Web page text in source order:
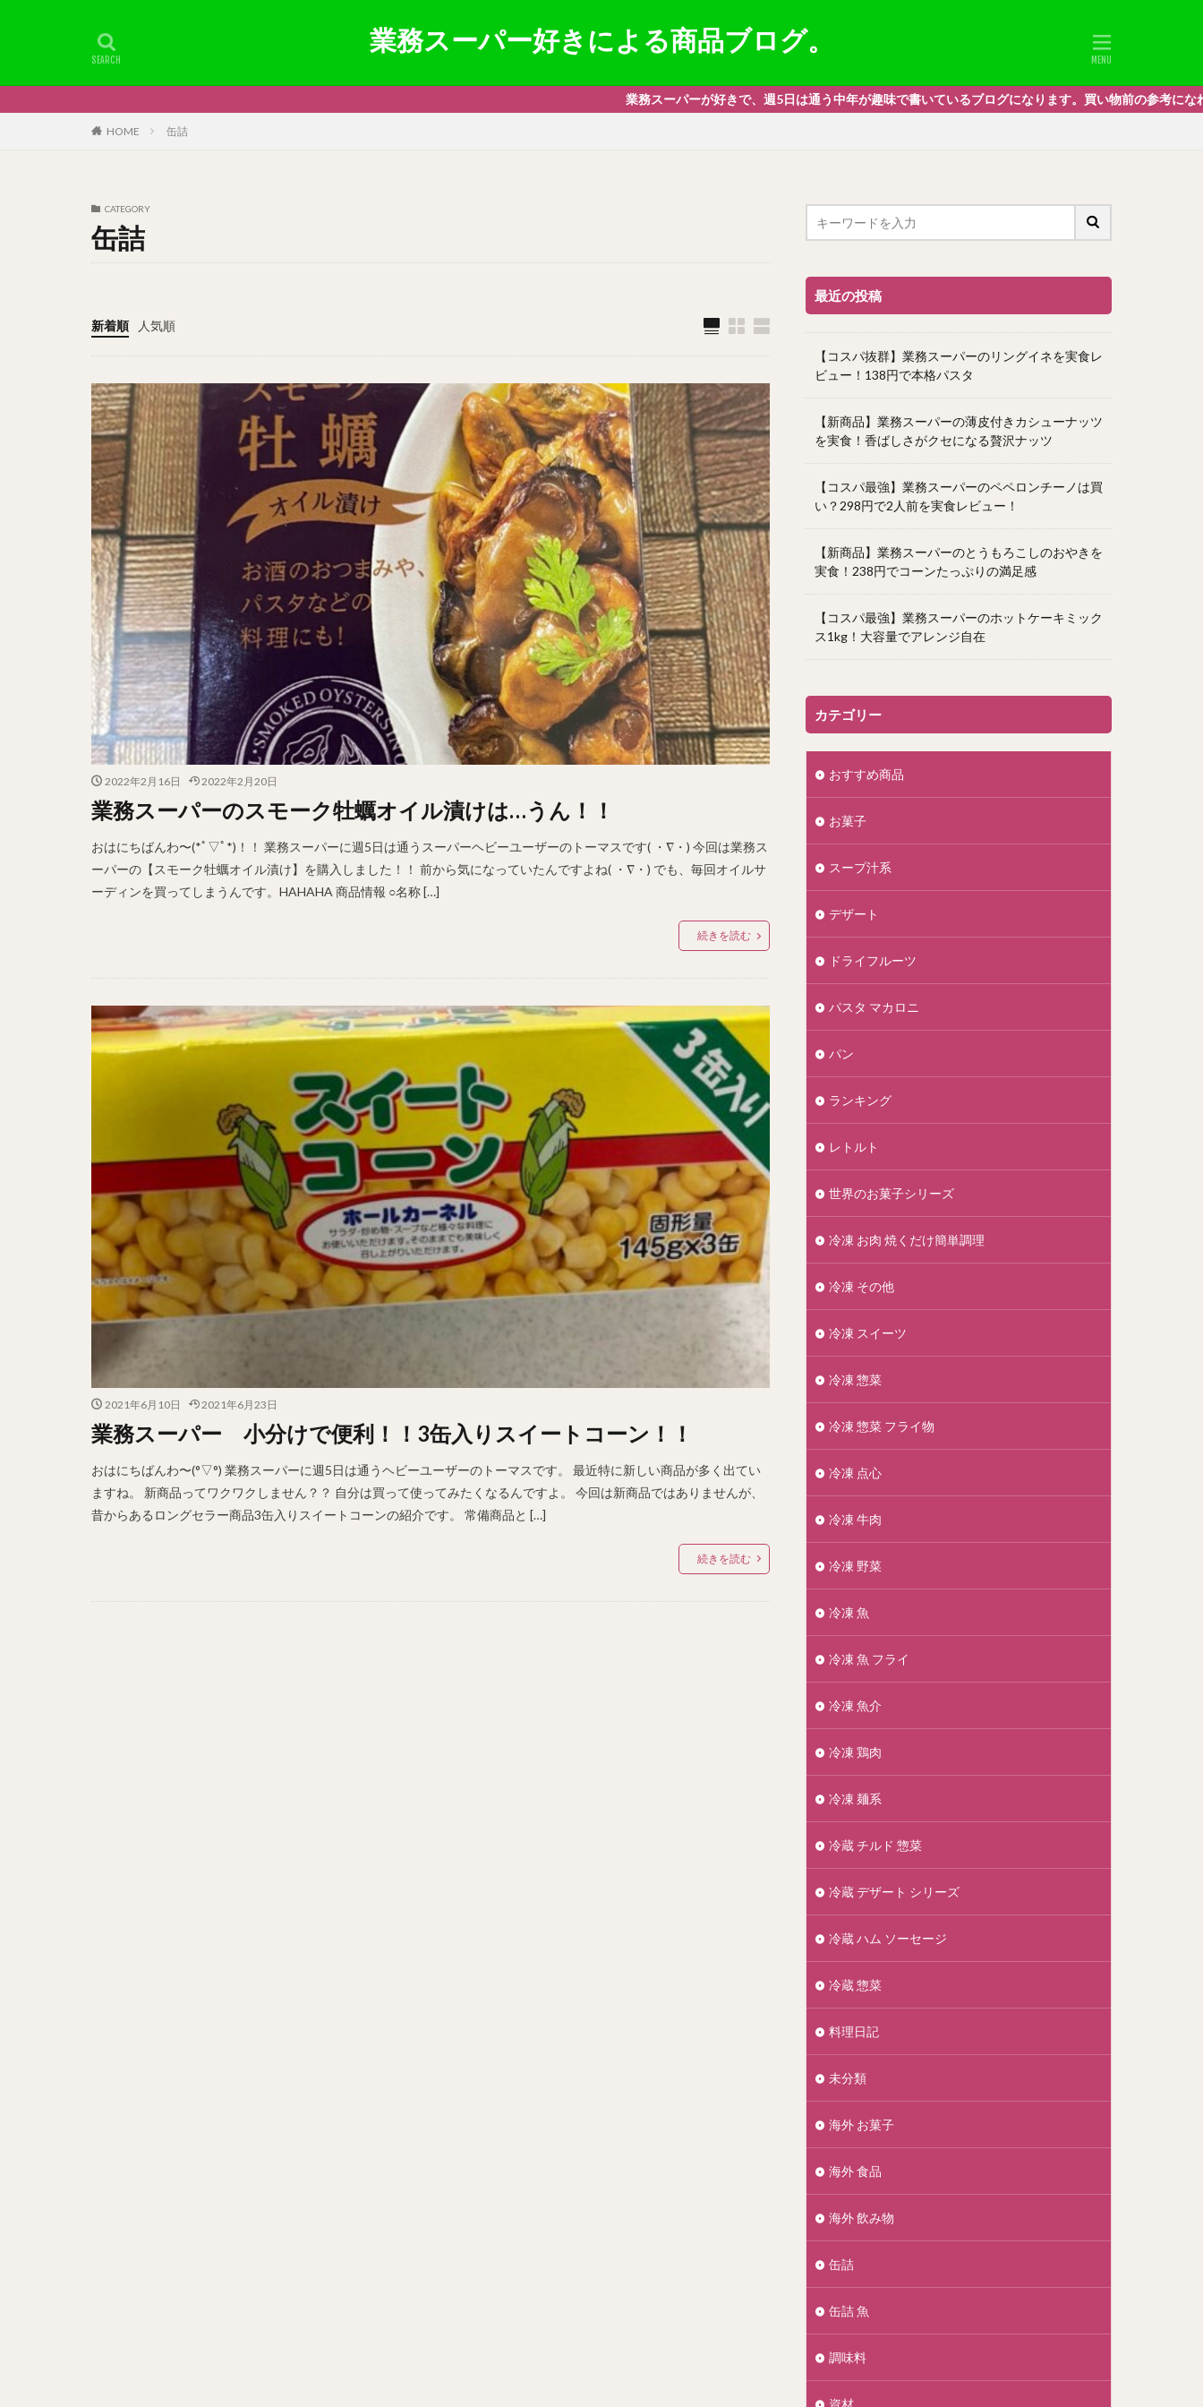
業務スーパー好きによる商品ブログ。
業務スーパーが好きで、週5日は通う中年が趣味で書いているブログになります。買い物前の参考になれば嬉しいです。
HOME 缶詰
CATEGORY
缶詰
新着順 人気順
2022年2月16日 2022年2月20日
業務スーパーのスモーク牡蠣オイル漬けは…うん！！
おはにちばんわ〜(*ﾟ▽ﾟ*)！！ 業務スーパーに週5日は通うスーパーヘビーユーザーのトーマスです( ・∇・) 今回は業務ス
ーパーの【スモーク牡蠣オイル漬け】を購入しました！！ 前から気になっていたんですよね( ・∇・) でも、毎回オイルサ
ーディンを買ってしまうんです。HAHAHA 商品情報 ○名称 […]
続きを読む
2021年6月10日 2021年6月23日
業務スーパー 小分けで便利！！3缶入りスイートコーン！！
おはにちばんわ〜(°▽°) 業務スーパーに週5日は通うヘビーユーザーのトーマスです。 最近特に新しい商品が多く出てい
ますね。 新商品ってワクワクしません？？ 自分は買って使ってみたくなるんですよ。 今回は新商品ではありませんが、
昔からあるロングセラー商品3缶入りスイートコーンの紹介です。 常備商品と […]
続きを読む
最近の投稿
【コスパ抜群】業務スーパーのリングイネを実食レ
ビュー！138円で本格パスタ
【新商品】業務スーパーの薄皮付きカシューナッツ
を実食！香ばしさがクセになる贅沢ナッツ
【コスパ最強】業務スーパーのペペロンチーノは買
い？298円で2人前を実食レビュー！
【新商品】業務スーパーのとうもろこしのおやきを
実食！238円でコーンたっぷりの満足感
【コスパ最強】業務スーパーのホットケーキミック
ス1kg！大容量でアレンジ自在
カテゴリー
おすすめ商品
お菓子
スープ汁系
デザート
ドライフルーツ
パスタ マカロニ
パン
ランキング
レトルト
世界のお菓子シリーズ
冷凍 お肉 焼くだけ簡単調理
冷凍 その他
冷凍 スイーツ
冷凍 惣菜
冷凍 惣菜 フライ物
冷凍 点心
冷凍 牛肉
冷凍 野菜
冷凍 魚
冷凍 魚 フライ
冷凍 魚介
冷凍 鶏肉
冷凍 麺系
冷蔵 チルド 惣菜
冷蔵 デザート シリーズ
冷蔵 ハム ソーセージ
冷蔵 惣菜
料理日記
未分類
海外 お菓子
海外 食品
海外 飲み物
缶詰
缶詰 魚
調味料
資材